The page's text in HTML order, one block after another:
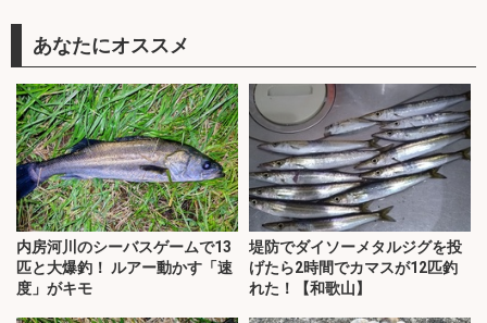
あなたにオススメ
内房河川のシーバスゲームで13
匹と大爆釣！ ルアー動かす「速
度」がキモ
堤防でダイソーメタルジグを投
げたら2時間でカマスが12匹釣
れた！【和歌山】